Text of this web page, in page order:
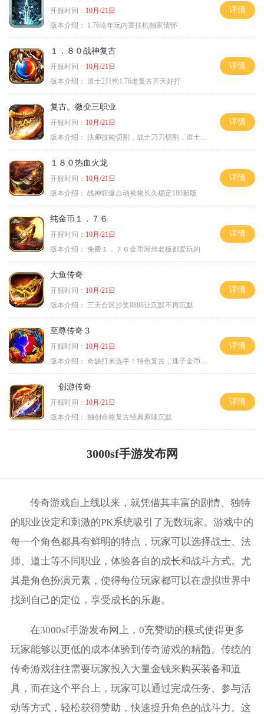
开服时间： 10月/21日
版本介绍：
1.76论年玩内置挂机独家情怀
详情
１．８０战神复古
开服时间： 10月/21日
版本介绍： 道士2只狗1.76老复古开天好打
详情
复古。微变三职业
开服时间： 10月/21日
版本介绍： 法师技能切割，战士刀刀切割，道士宠物秒怪
详情
１８０热血火龙
开服时间： 10月/21日
版本介绍： 战神狂爆自动捡物长久稳定180新版
详情
纯金币１．７６
开服时间： 10月/21日
版本介绍： 免费１．７６金币屌丝老板都爱玩的
详情
大鱼传奇
开服时间： 10月/21日
版本介绍：
三天合区沙奖8888让沉默不再沉默
详情
至尊传奇３
开服时间： 10月/21日
版本介绍： 奇缺打米选手！特色复古，珠子金币释放珠子
详情
创游传奇
开服时间： 10月/21日
版本介绍： 独创命格复古经典原味沉默
详情
3000sf手游发布网
传奇游戏自上线以来，就凭借其丰富的剧情、独特
的职业设定和刺激的PK系统吸引了无数玩家。游戏中的
每一个角色都具有鲜明的特点，玩家可以选择战士、法
师、道士等不同职业，体验各自的成长和战斗方式。尤
其是角色扮演元素，使得每位玩家都可以在虚拟世界中
找到自己的定位，享受成长的乐趣。
在3000sf手游发布网上，0充赞助的模式使得更多
玩家能够以更低的成本体验到传奇游戏的精髓。传统的
传奇游戏往往需要玩家投入大量金钱来购买装备和道
具，而在这个平台上，玩家可以通过完成任务、参与活
动等方式，轻松获得赞助，快速提升角色的战斗力。这